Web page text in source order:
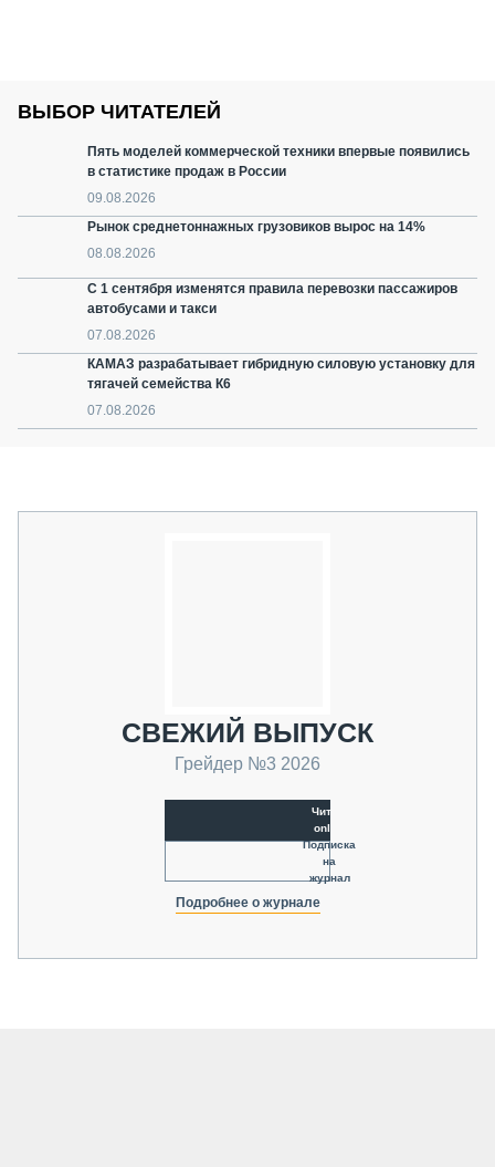
ВЫБОР ЧИТАТЕЛЕЙ
Пять моделей коммерческой техники впервые появились
в статистике продаж в России
09.08.2026
Рынок среднетоннажных грузовиков вырос на 14%
08.08.2026
С 1 сентября изменятся правила перевозки пассажиров
автобусами и такси
07.08.2026
КАМАЗ разрабатывает гибридную силовую установку для
тягачей семейства К6
07.08.2026
СВЕЖИЙ ВЫПУСК
Грейдер №3 2026
Читать
online
Подписка
на
журнал
Подробнее о журнале